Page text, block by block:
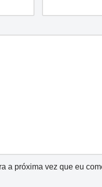
a próxima vez que eu